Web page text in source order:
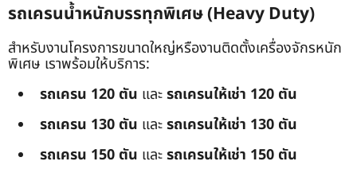
รถเครนน้ำหนักบรรทุกพิเศษ (Heavy Duty)
สำหรับงานโครงการขนาดใหญ่หรืองานติดตั้งเครื่องจักรหนัก
พิเศษ เราพร้อมให้บริการ:
รถเครน 120 ตัน และรถเครนให้เช่า 120 ตัน
รถเครน 130 ตัน และรถเครนให้เช่า 130 ตัน
รถเครน 150 ตัน และรถเครนให้เช่า 150 ตัน